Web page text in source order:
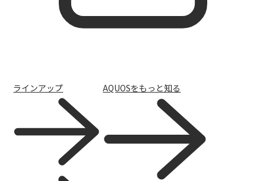
ラインアップ AQUOSをもっと知る